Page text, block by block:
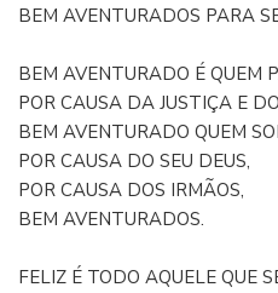
BEM AVENTURADOS PARA
BEM AVENTURADO É QUEM
POR CAUSA DA JUSTIÇA E
BEM AVENTURADO QUEM
POR CAUSA DO SEU DEUS,
POR CAUSA DOS IRMÃOS,
BEM AVENTURADOS.
FELIZ É TODO AQUELE QUE